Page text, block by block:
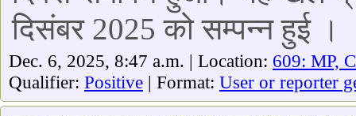
दिसंबर 2025 को सम्पन्न हुई ।
Dec. 6, 2025, 8:47 a.m. | Location: 609: MP,
Qualifier: Positive | Format: User or reporter